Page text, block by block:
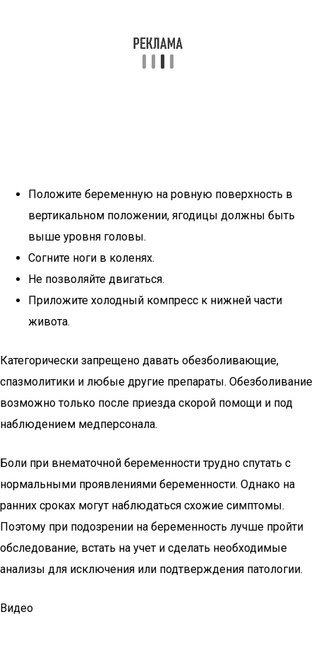
Положите беременную на ровную поверхность в
вертикальном положении, ягодицы должны быть
выше уровня головы.
Согните ноги в коленях.
Не позволяйте двигаться.
Приложите холодный компресс к нижней части
живота.
Категорически запрещено давать обезболивающие,
спазмолитики и любые другие препараты. Обезболивание
возможно только после приезда скорой помощи и под
наблюдением медперсонала.
Боли при внематочной беременности трудно спутать с
нормальными проявлениями беременности. Однако на
ранних сроках могут наблюдаться схожие симптомы.
Поэтому при подозрении на беременность лучше пройти
обследование, встать на учет и сделать необходимые
анализы для исключения или подтверждения патологии.
Видео